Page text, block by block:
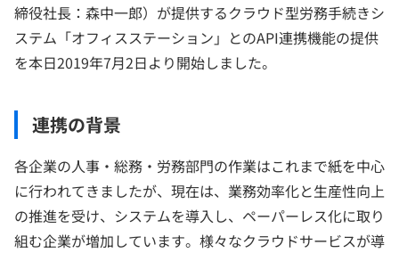
締役社長：森中一郎）が提供するクラウド型労務手続きシ
ステム「オフィスステーション」とのAPI連携機能の提供
を本日2019年7月2日より開始しました。
連携の背景
各企業の人事・総務・労務部門の作業はこれまで紙を中心
に行われてきましたが、現在は、業務効率化と生産性向上
の推進を受け、システムを導入し、ペーパーレス化に取り
組む企業が増加しています。様々なクラウドサービスが導